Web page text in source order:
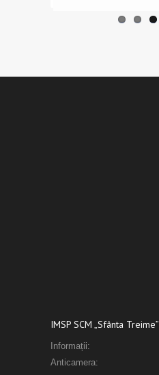
IMSP SCM „Sfânta Treime”
Informații:
Anticamera: